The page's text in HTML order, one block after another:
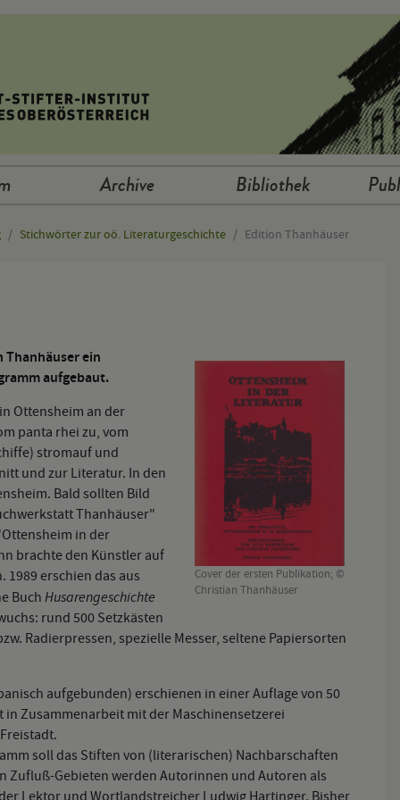
Archive Bibliothek
Stichwörter zur oö. Literaturgeschichte Edition Thanhäuser
Cover der ersten Publikation; ©
Christian Thanhäuser
Thanhäuser ein
aufgebaut.
Ottensheim an der
panta rhei zu, vom
stromauf und
und zur Literatur. In den
Bald sollten Bild
Thanhäuser"
in der
brachte den Künstler auf
erschien das aus
Buch Husarengeschichte
rund 500 Setzkästen
Radierpressen, spezielle Messer, seltene Papiersorten
aufgebunden) erschienen in einer Auflage von 50
in Zusammenarbeit mit der Maschinensetzerei
soll das Stiften von (literarischen) Nachbarschaften
Zufluß-Gebieten werden Autorinnen und Autoren als
Lektor und Wortlandstreicher Ludwig Hartinger. Bisher